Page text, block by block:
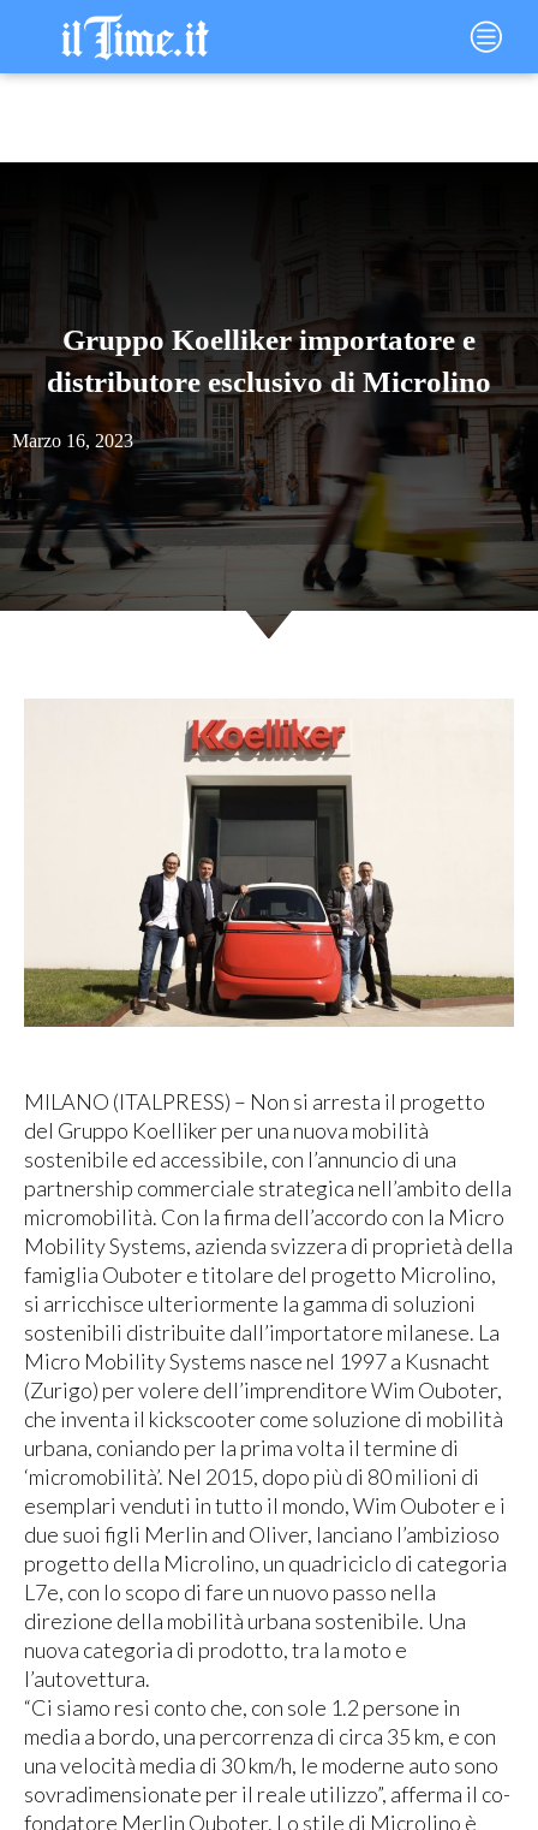
contenuto
Main
Menu
Gruppo Koelliker importatore e
distributore esclusivo di Microlino
Marzo 16, 2023
MILANO (ITALPRESS) – Non si arresta il progetto
del Gruppo Koelliker per una nuova mobilità
sostenibile ed accessibile, con l’annuncio di una
partnership commerciale strategica nell’ambito della
micromobilità. Con la firma dell’accordo con la Micro
Mobility Systems, azienda svizzera di proprietà della
famiglia Ouboter e titolare del progetto Microlino,
si arricchisce ulteriormente la gamma di soluzioni
sostenibili distribuite dall’importatore milanese. La
Micro Mobility Systems nasce nel 1997 a Kusnacht
(Zurigo) per volere dell’imprenditore Wim Ouboter,
che inventa il kickscooter come soluzione di mobilità
urbana, coniando per la prima volta il termine di
‘micromobilità’. Nel 2015, dopo più di 80 milioni di
esemplari venduti in tutto il mondo, Wim Ouboter e i
due suoi figli Merlin and Oliver, lanciano l’ambizioso
progetto della Microlino, un quadriciclo di categoria
L7e, con lo scopo di fare un nuovo passo nella
direzione della mobilità urbana sostenibile. Una
nuova categoria di prodotto, tra la moto e
l’autovettura.
“Ci siamo resi conto che, con sole 1.2 persone in
media a bordo, una percorrenza di circa 35 km, e con
una velocità media di 30 km/h, le moderne auto sono
sovradimensionate per il reale utilizzo”, afferma il co-
fondatore Merlin Ouboter. Lo stile di Microlino è